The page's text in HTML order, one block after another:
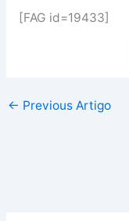
[FAG id=19433]
← Previous Artigo